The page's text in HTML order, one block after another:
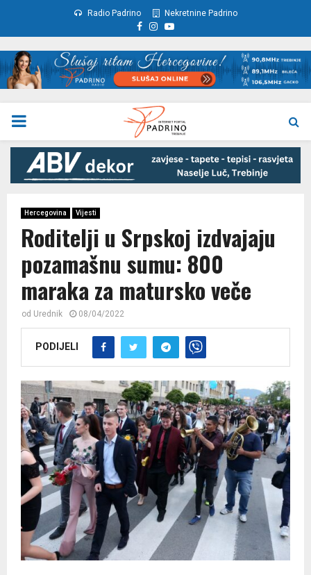
Radio Padrino Nekretnine Padrino
Facebook
Instagram
Youtube
PRIMARY
MENU
Hercegovina Vijesti
Roditelji u Srpskoj izdvajaju
pozamašnu sumu: 800
maraka za matursko veče
od Urednik 08/04/2022
PODIJELI